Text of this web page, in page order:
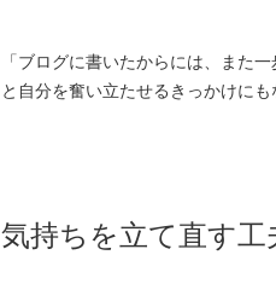
「ブログに書いたからには、また一
と自分を奮い立たせるきっかけにも
気持ちを立て直す工